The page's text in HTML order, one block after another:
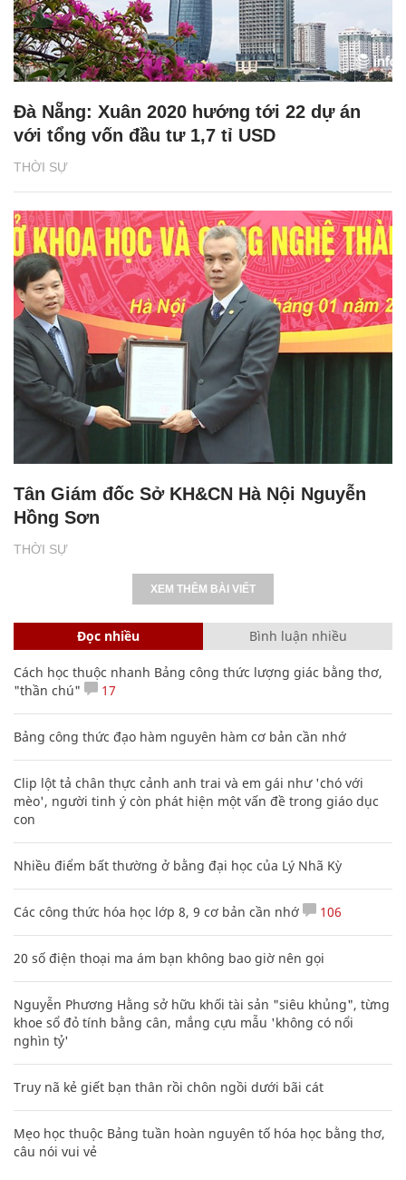
THỜI SỰ
Đà Nẵng: Xuân 2020 hướng tới 22 dự án
với tổng vốn đầu tư 1,7 tỉ USD
THỜI SỰ
Tân Giám đốc Sở KH&CN Hà Nội Nguyễn
Hồng Sơn
XEM THÊM BÀI VIẾT
Đọc nhiều Bình luận nhiều
Cách học thuộc nhanh Bảng công thức lượng giác bằng thơ,
"thần chú"
17
Bảng công thức đạo hàm nguyên hàm cơ bản cần nhớ
Clip lột tả chân thực cảnh anh trai và em gái như 'chó với
mèo', người tinh ý còn phát hiện một vấn đề trong giáo dục
con
Nhiều điểm bất thường ở bằng đại học của Lý Nhã Kỳ
Các công thức hóa học lớp 8, 9 cơ bản cần nhớ 106
20 số điện thoại ma ám bạn không bao giờ nên gọi
Nguyễn Phương Hằng sở hữu khối tài sản "siêu khủng", từng
khoe sổ đỏ tính bằng cân, mắng cựu mẫu 'không có nổi
nghìn tỷ'
Truy nã kẻ giết bạn thân rồi chôn ngồi dưới bãi cát
Mẹo học thuộc Bảng tuần hoàn nguyên tố hóa học bằng thơ,
câu nói vui vẻ